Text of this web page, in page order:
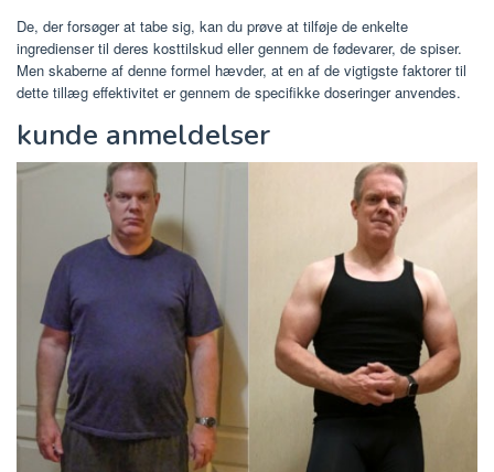
De, der forsøger at tabe sig, kan du prøve at tilføje de enkelte
ingredienser til deres kosttilskud eller gennem de fødevarer, de spiser.
Men skaberne af denne formel hævder, at en af ​​de vigtigste faktorer til
dette tillæg effektivitet er gennem de specifikke doseringer anvendes.
kunde anmeldelser